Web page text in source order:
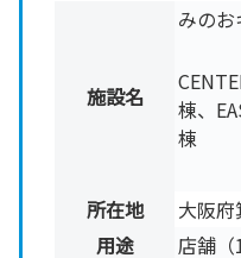
施設名
みの
棟、
棟
所在地
大阪
用途
店舗（